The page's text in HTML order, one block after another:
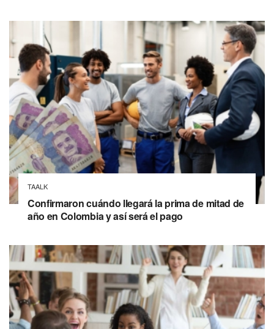
TAALK
Confirmaron cuándo llegará la prima de mitad de
año en Colombia y así será el pago